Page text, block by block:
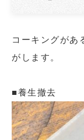
コーキングがあ
がします。
■養生撤去